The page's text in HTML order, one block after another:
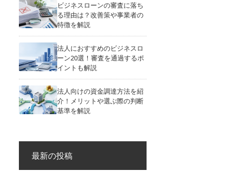
ビジネスローンの審査に落ち
る理由は？改善策や事業者の
特徴を解説
法人におすすめのビジネスロ
ーン20選！審査を通過するポ
イントも解説
法人向けの資金調達方法を紹
介！メリットや選ぶ際の判断
基準を解説
最新の投稿